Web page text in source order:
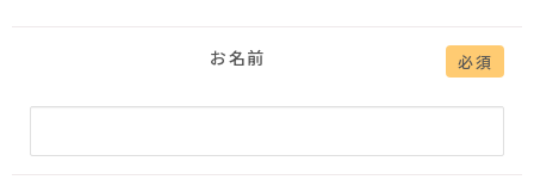
お名前 必須